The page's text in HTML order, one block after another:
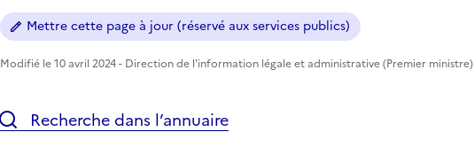
Mettre cette page à jour (réservé aux services publics)
Modifié le 10 avril 2024 - Direction de l'information légale et administrative (Premier ministre)
Recherche dans l’annuaire